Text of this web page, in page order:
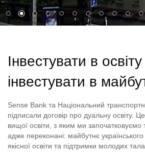
Інвестувати в
інвестувати в
Sense Bank та Національний
підписали договір про дуальну освіту.
вищої освіти, з яким ми започатковуємо
адже переконані: майбутнє
якісної освіти та підтримки молодих